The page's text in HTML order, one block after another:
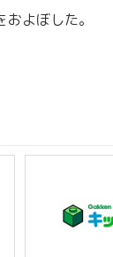
およぼした。